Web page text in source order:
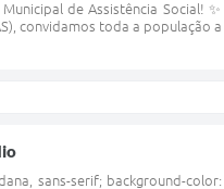
de Assistência Social!
convidamos toda a população
sans-serif; background-